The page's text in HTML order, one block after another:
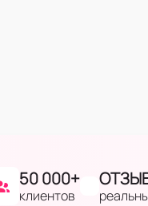
50 000+
клиентов